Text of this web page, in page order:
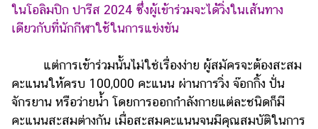
ในโอลิมปิก ปารีส 2024 ซึ่งผู้เข้าร่วมจะได้วิ่งในเส้นทาง
เดียวกับที่นักกีฬาใช้ในการแข่งขัน
แต่การเข้าร่วมนั้นไม่ใช่เรื่องง่าย ผู้สมัครจะต้องสะสม
คะแนนให้ครบ 100,000 คะแนน ผ่านการวิ่ง จ๊อกกิ้ง ปั่น
จักรยาน หรือว่ายน้ำ โดยการออกกำลังกายแต่ละชนิดก็มี
คะแนนสะสมต่างกัน เมื่อสะสมคะแนนจนมีคุณสมบัติในการ